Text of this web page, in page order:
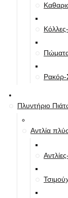
Ρακόρ-
Πλυντήριο
Αντλία